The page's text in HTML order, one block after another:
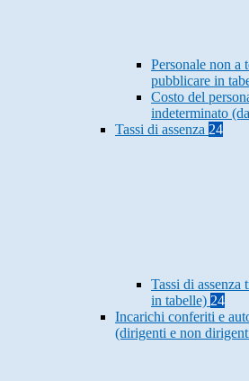
Personale non a
pubblicare in
Costo del
indeterminato
Tassi di assenza 24
Tassi di assenza
in tabelle) 24
Incarichi conferiti e
(dirigenti e non